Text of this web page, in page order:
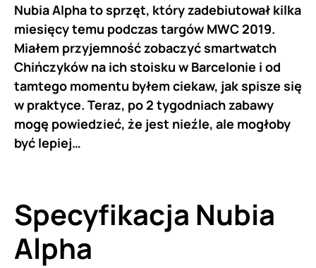
Nubia Alpha to sprzęt, który zadebiutował kilka
miesięcy temu podczas targów MWC 2019.
Miałem przyjemność zobaczyć smartwatch
Chińczyków na ich stoisku w Barcelonie i od
tamtego momentu byłem ciekaw, jak spisze się
w praktyce. Teraz, po 2 tygodniach zabawy
mogę powiedzieć, że jest nieźle, ale mogłoby
być lepiej…
Specyfikacja Nubia
Alpha